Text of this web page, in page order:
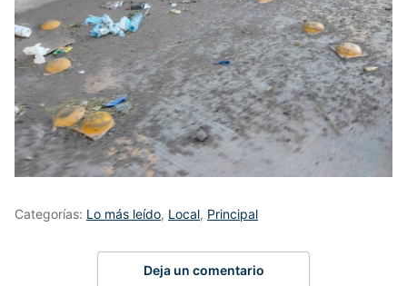
Categorías: Lo más leído, Local, Principal
Deja un comentario